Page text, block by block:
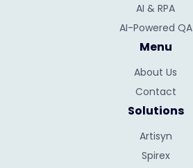
AI & RPA
AI-Powered QA
Menu
About Us
Contact
Solutions
Artisyn
Spirex